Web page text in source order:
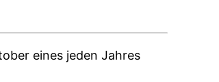
eines jeden Jahres